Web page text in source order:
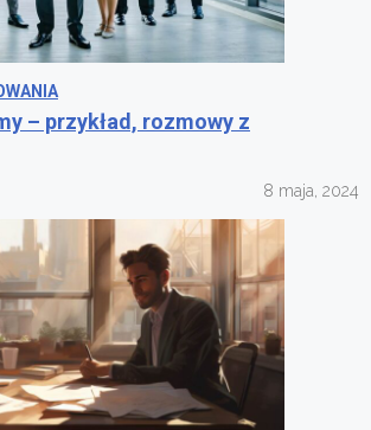
– przykład, rozmowy z
8 maja, 2024